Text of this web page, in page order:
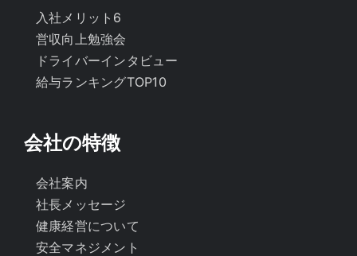
入社メリット6
営収向上勉強会
ドライバーインタビュー
給与ランキングTOP10
会社の特徴
会社案内
社長メッセージ
健康経営について
安全マネジメント